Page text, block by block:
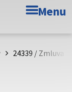
Menu
24339 / Zmluva